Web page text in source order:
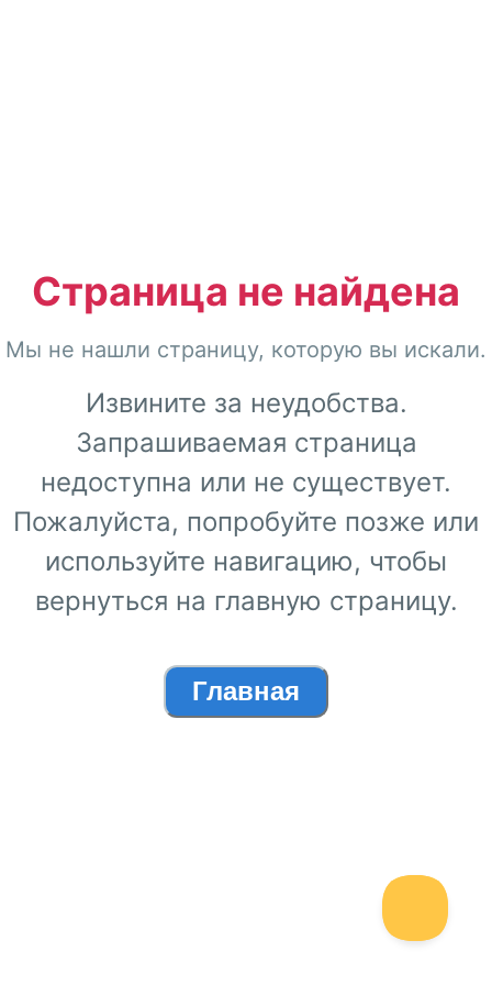
Страница не найдена
Мы не нашли страницу, которую вы искали.
Извините за неудобства.
Запрашиваемая страница
недоступна или не существует.
Пожалуйста, попробуйте позже или
используйте навигацию, чтобы
вернуться на главную страницу.
Главная